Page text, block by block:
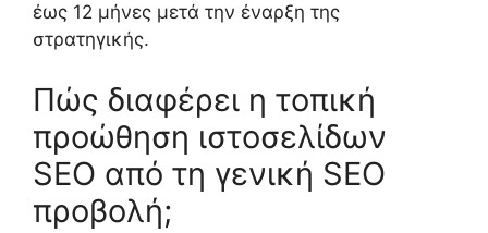
έως 12 μήνες μετά την έναρξη της
στρατηγικής.
Πώς διαφέρει η τοπική
προώθηση ιστοσελίδων
SEO από τη γενική SEO
προβολή;